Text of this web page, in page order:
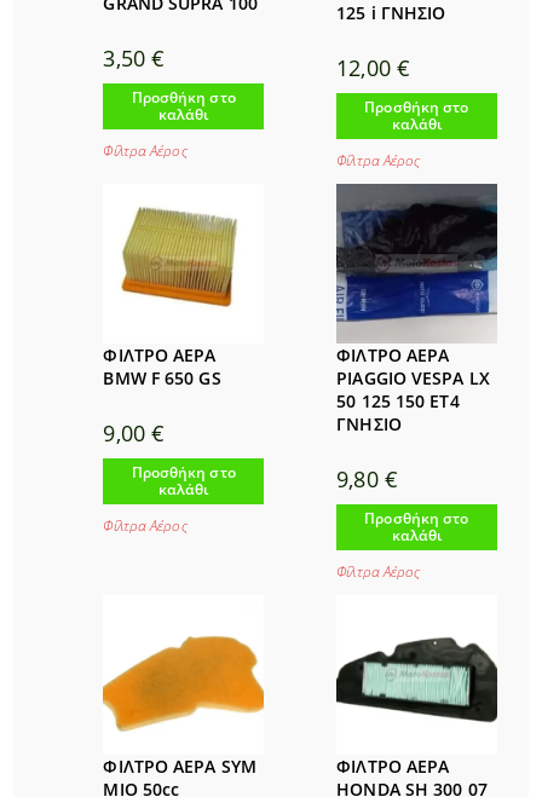
3,50 €
Προσθήκη στο
καλάθι
Φίλτρα Αέρος
125 i ΓΝΗΣΙΟ
12,00 €
Προσθήκη στο
καλάθι
Φίλτρα Αέρος
ΦΙΛΤΡΟ ΑΕΡΑ
BMW F 650 GS
9,00 €
Προσθήκη στο
καλάθι
Φίλτρα Αέρος
ΦΙΛΤΡΟ ΑΕΡΑ
PIAGGIO VESPA LX
50 125 150 ET4
ΓΝΗΣΙΟ
9,80 €
Προσθήκη στο
καλάθι
Φίλτρα Αέρος
ΦΙΛΤΡΟ ΑΕΡΑ SYM
MIO 50cc
ΦΙΛΤΡΟ ΑΕΡΑ
HONDA SH 300 07